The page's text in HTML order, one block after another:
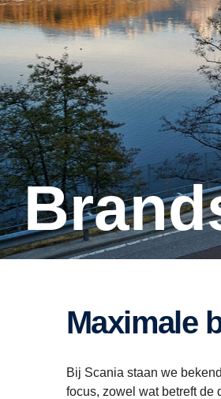
Bij Scania staan we
focus, zowel wat betreft de